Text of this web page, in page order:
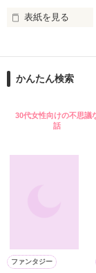
Story1　身代わり
Story4　俺の全
2020.6.9　～　
2020/12/21　
んで頂けると幸
×
守れもしないのに
表紙を見る
27歳
地味子と呼ばれ
「お前の核のと
響くんだよ。だ
かんたん検索
30代女性向けの不思議
話
ファンタジー